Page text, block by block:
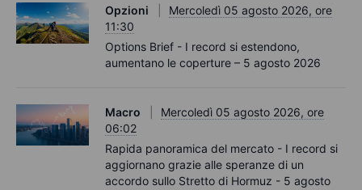
Opzioni
Mercoledì 05 agosto 2026, ore
11:30
Options Brief - I record si estendono,
aumentano le coperture – 5 agosto 2026
Macro
Mercoledì 05 agosto 2026, ore
06:02
Rapida panoramica del mercato - I record si
aggiornano grazie alle speranze di un
accordo sullo Stretto di Hormuz - 5 agosto